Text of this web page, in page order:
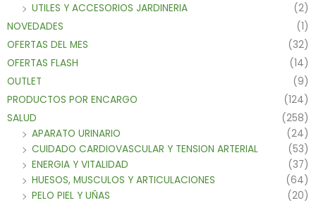
UTILES Y ACCESORIOS JARDINERIA
(2)
NOVEDADES
(1)
OFERTAS DEL MES
(32)
OFERTAS FLASH
(14)
OUTLET
(9)
PRODUCTOS POR ENCARGO
(124)
SALUD
(258)
APARATO URINARIO
(24)
CUIDADO CARDIOVASCULAR Y TENSION ARTERIAL
(53)
ENERGIA Y VITALIDAD
(37)
HUESOS, MUSCULOS Y ARTICULACIONES
(64)
PELO PIEL Y UÑAS
(20)